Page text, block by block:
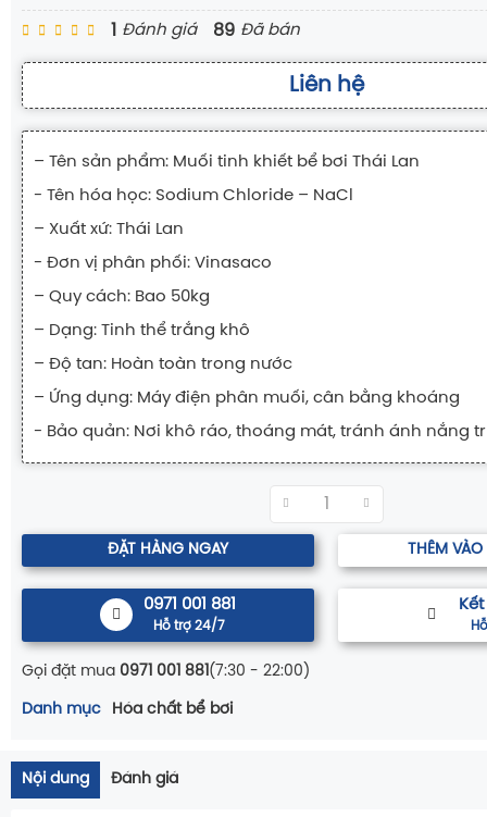
1 Đánh giá 89 Đã bán
Liên hệ
– Tên sản phẩm: Muối tinh khiết bể bơi Thái Lan
- Tên hóa học: Sodium Chloride – NaCl
– Xuất xứ: Thái Lan
- Đơn vị phân phối: Vinasaco
– Quy cách: Bao 50kg
– Dạng: Tinh thể trắng khô
– Độ tan: Hoàn toàn trong nước
– Ứng dụng: Máy điện phân muối, cân bằng khoáng
- Bảo quản: Nơi khô ráo, thoáng mát, tránh ánh nắng
ĐẶT HÀNG NGAY THÊM
0971 001 881
Hỗ trợ 24/7
Gọi đặt mua 0971 001 881 (7:30 - 22:00)
Danh mục Hóa chất bể bơi
Nội dung Đánh giá